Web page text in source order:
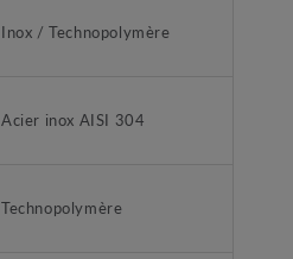
Inox / Technopolymère
Acier inox AISI 304
Technopolymère